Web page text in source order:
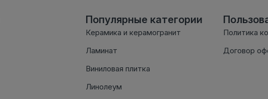
Популярные категории
Керамика и керамогранит
Ламинат
Виниловая плитка
Линолеум
Политика
Договор